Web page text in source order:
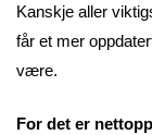
Kanskje aller
får et mer
være.
For det er